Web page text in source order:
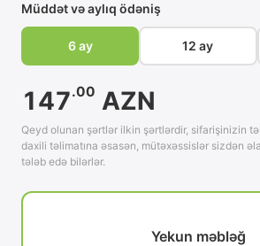
Müddət və aylıq ödəniş
6 ay 12 ay
147.00 AZN
Qeyd olunan şərtlər ilkin şərtlərdir, sifarişinizin
daxili təlimatına əsasən, mütəxəssislər sizdən
tələb edə bilərlər.
Yekun məbləğ